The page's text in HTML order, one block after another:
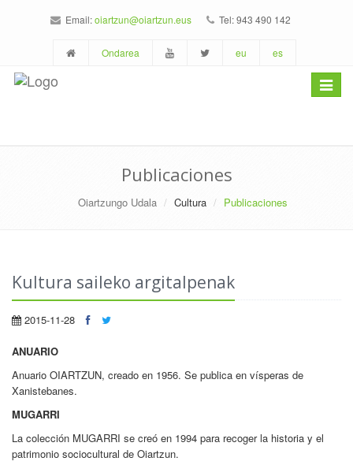
Email:oiartzun@oiartzun.eus Tel: 943 490 142
Ondarea eu es
Toggle
Publicaciones
Oiartzungo Udala Cultura Publicaciones
Kultura saileko argitalpenak
2015-11-28
ANUARIO
Anuario OIARTZUN, creado en 1956. Se publica en vísperas de
Xanistebanes.
MUGARRI
La colección MUGARRI se creó en 1994 para recoger la historia y el
patrimonio sociocultural de Oiartzun.